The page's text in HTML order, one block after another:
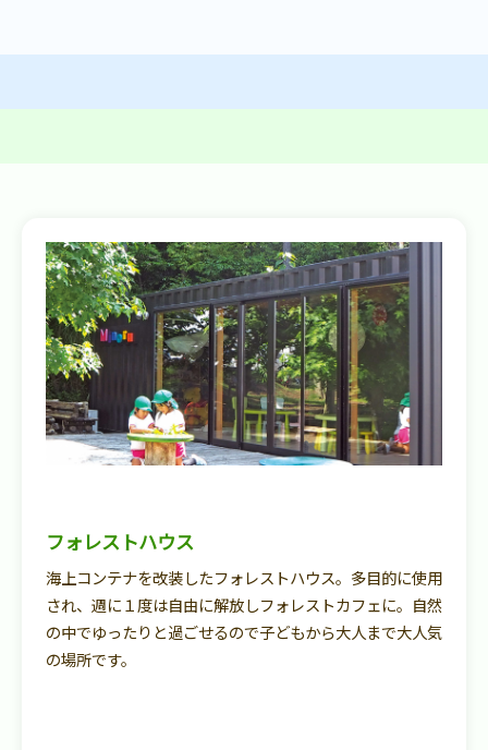
フォレストハウス
海上コンテナを改装したフォレストハウス。多目的に使用
され、週に１度は自由に解放しフォレストカフェに。自然
の中でゆったりと過ごせるので子どもから大人まで大人気
の場所です。